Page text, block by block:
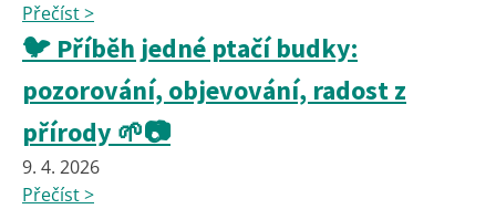
Přečíst >
🐦 Příběh jedné ptačí budky:
pozorování, objevování, radost z
přírody 🌱📷
9. 4. 2026
Přečíst >